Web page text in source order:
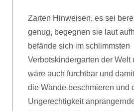
Zarten Hinweisen, es sei
genug, begegnen sie laut
befände sich im schlimmsten
Verbotskindergarten der Welt
wäre auch furchtbar und
die Wände beschmieren und
Ungerechtigkeit